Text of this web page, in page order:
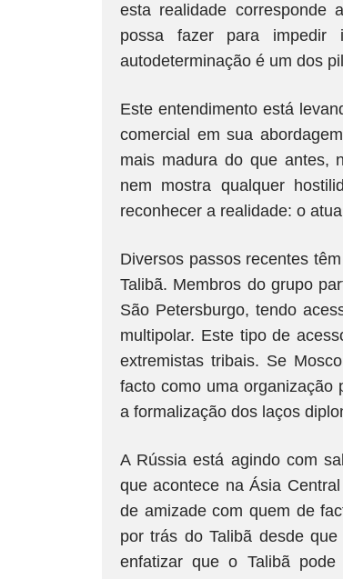
esta realidade corresponde
possa fazer para
autodeterminação é um dos
Este entendimento está
comercial em sua
mais madura do que antes,
nem mostra qualquer
reconhecer a realidade: o
Diversos passos recentes
Talibã. Membros do grupo
São Petersburgo, tendo
multipolar. Este tipo de
extremistas tribais. Se
facto como uma organização
a formalização dos laços
A Rússia está agindo com
que acontece na Ásia
de amizade com quem de
por trás do Talibã desde
enfatizar que o Talibã